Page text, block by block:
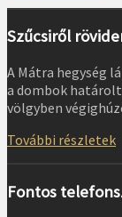
Szűcsiről
A Mátra hegység
a dombok
völgyben
További részletek
Fontos